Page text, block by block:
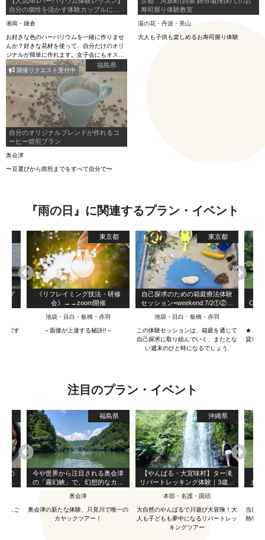
自分の個性を活かす体験カップルにオ
ス◎湘南観光の合間に♪ 完成後は、映
えスポットで好きなだけ撮影OK!!
湘南・鎌倉
お好きな色のハーバリウムを一緒に作りませ
んか？好きな花材を使って、自分だけのオリ
ジナルが簡単に作れます。女子会にもオスス
メ！みんなで思い出作りにいかがでしょう
か。LEDライトをセットも◎
寿司握り体験教室
湯の花・丹波・美山
大人も子供も楽しめるお寿司握り体験
福島県
自分のオリジナルブレンドが作れるコ
ーヒー焙煎プラン
奥会津
〜豆選びから焙煎までをすべて自分で〜
開催リクエスト受付中
『雨の日』に関連するプラン・イベント
ップ
求す
東京都
《リフレイミング技法・研修
会》→→zoom開催
池袋・目白・板橋・赤羽
～面接が上達する秘訣!!～
東京都
自己探求のための箱庭療法体験
セッション=weekend:7/2①②、
池袋・目白・板橋・赤羽
この体験セッションは、箱庭を通じて
自己探求に取り組んでいく、またとな
い週末のひと時になるでしょう.
OK
★１日
貸し出
注目のプラン・イベント
めの
手しご
福島県
今や世界から注目される奥会津
の「霧幻峡」で、幻想的なカヤ
奥会津
奥会津の新たな体験、只見川で唯一の
カヤックツアー！
沖縄県
【やんばる・大宜味村】ター滝
リバートレッキング体験｜3歳か
画無料
本部・名護・国頭
大自然のやんばるで川遊び大冒険！大
人も子どもも夢中になるリバートレッ
キングツアー
カ
当日予
熱帯の